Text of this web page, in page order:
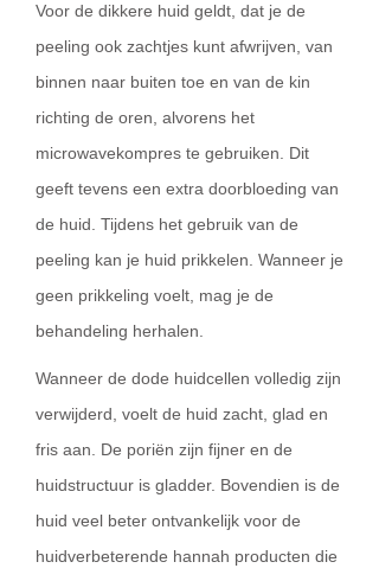
Voor de dikkere huid geldt, dat je de
peeling ook zachtjes kunt afwrijven, van
binnen naar buiten toe en van de kin
richting de oren, alvorens het
microwavekompres te gebruiken. Dit
geeft tevens een extra doorbloeding van
de huid. Tijdens het gebruik van de
peeling kan je huid prikkelen. Wanneer je
geen prikkeling voelt, mag je de
behandeling herhalen.
Wanneer de dode huidcellen volledig zijn
verwijderd, voelt de huid zacht, glad en
fris aan. De poriën zijn fijner en de
huidstructuur is gladder. Bovendien is de
huid veel beter ontvankelijk voor de
huidverbeterende hannah producten die